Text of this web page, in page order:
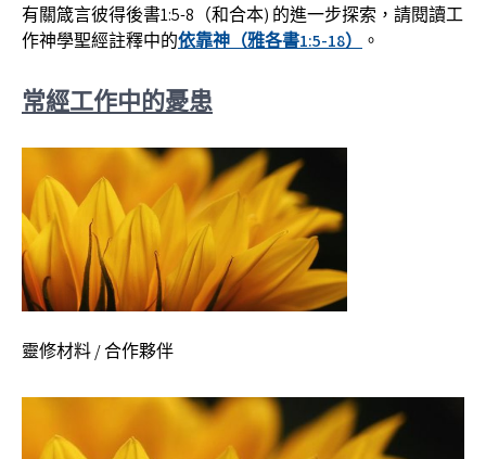
有關箴言彼得後書1:5-8（和合本) 的進一步探索，請閱讀工
作神學聖經註釋中的依靠神（雅各書1:5-18） 。
常經工作中的憂患
靈修材料 / 合作夥伴